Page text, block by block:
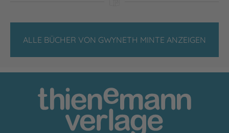
ALLE BÜCHER VON GWYNETH MINTE ANZEIGEN